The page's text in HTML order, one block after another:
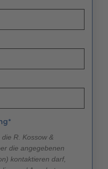
R. Kossow &
die angegebenen
kontaktieren darf,